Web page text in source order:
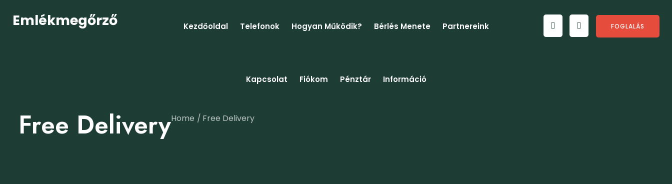
Emlékmegőrző Kezdőoldal Telefonok Hogyan Működik? Bérlés Menete Partnereink
Kapcsolat Fiókom Pénztár Információ
FOGLALÁS
Free DeliveryHome Free Delivery